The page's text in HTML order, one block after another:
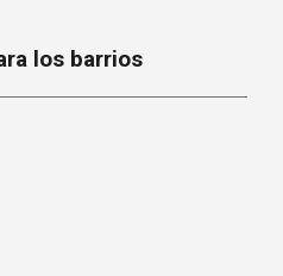
los barrios